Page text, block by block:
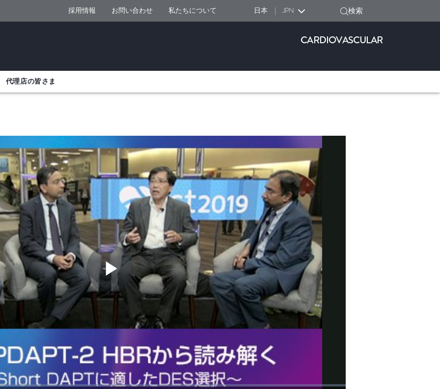
採用情報 お問い合わせ 私たちについて 日本 | JPN 検索
CARDIOVASCULAR
代理店の皆さま
Play
Video